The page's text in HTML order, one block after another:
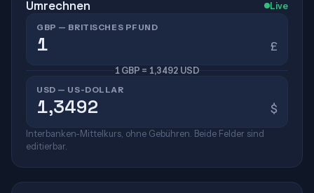
Umrechnen Live
GBP — BRITISCHES PFUND
£
1 GBP = 1,3492 USD
USD — US-DOLLAR
$
Interbanken-Mittelkurs, ohne Gebühren. Beide Felder sind
editierbar.